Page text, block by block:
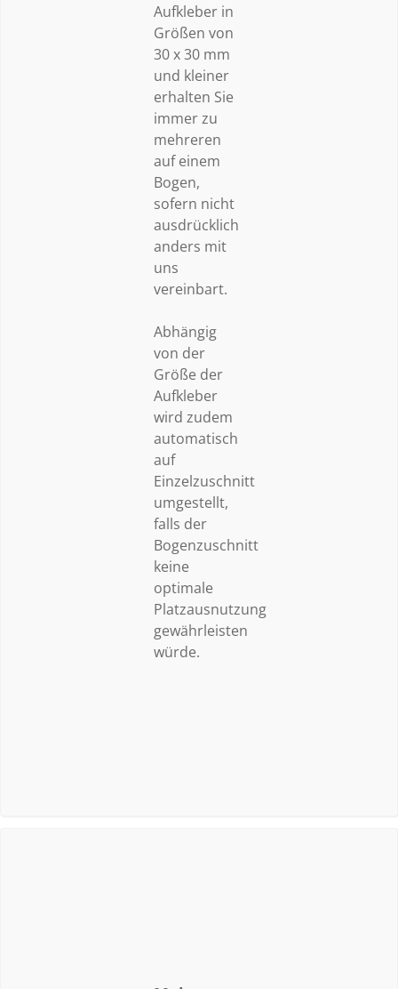
Aufkleber in
Größen von
30 x 30 mm
und kleiner
erhalten Sie
immer zu
mehreren
auf einem
Bogen,
sofern nicht
ausdrücklich
anders mit
uns
vereinbart.
Abhängig
von der
Größe der
Aufkleber
wird zudem
automatisch
auf
Einzelzuschnitt
umgestellt,
falls der
Bogenzuschnitt
keine
optimale
Platzausnutzung
gewährleisten
würde.